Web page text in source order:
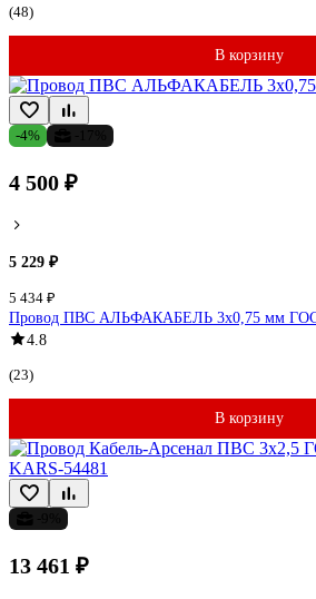
(48)
В корзину
-4%
4 500 ₽
5 229 ₽
5 434 ₽
Провод ПВС АЛЬФАКАБЕЛЬ 3х0,75 мм
4.8
(23)
В корзину
13 461 ₽